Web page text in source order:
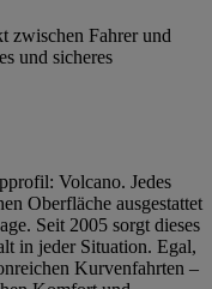
zwischen Fahrer und
und sicheres
Volcano. Jedes
Oberfläche ausgestattet
Seit 2005 sorgt dieses
in jeder Situation. Egal,
Kurvenfahrten –